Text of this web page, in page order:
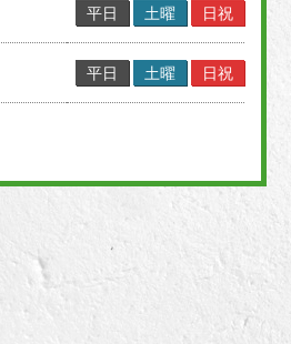
平日 土曜 日祝
平日 土曜 日祝